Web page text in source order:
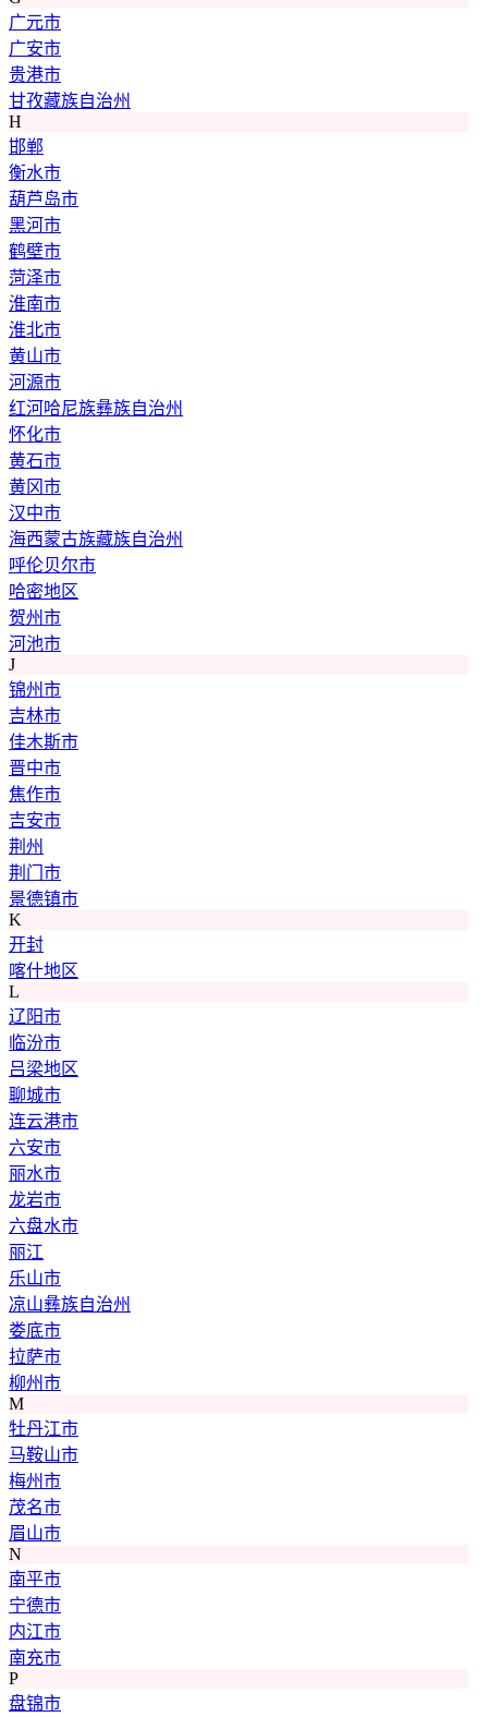
广元市
广安市
贵港市
甘孜藏族自治州
H
邯郸
衡水市
葫芦岛市
黑河市
鹤壁市
菏泽市
淮南市
淮北市
黄山市
河源市
红河哈尼族彝族自治州
怀化市
黄石市
黄冈市
汉中市
海西蒙古族藏族自治州
呼伦贝尔市
哈密地区
贺州市
河池市
J
锦州市
吉林市
佳木斯市
晋中市
焦作市
吉安市
荆州
荆门市
景德镇市
K
开封
喀什地区
L
辽阳市
临汾市
吕梁地区
聊城市
连云港市
六安市
丽水市
龙岩市
六盘水市
丽江
乐山市
凉山彝族自治州
娄底市
拉萨市
柳州市
M
牡丹江市
马鞍山市
梅州市
茂名市
眉山市
N
南平市
宁德市
内江市
南充市
P
盘锦市